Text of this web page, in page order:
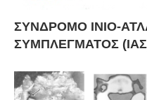
ΣΥΝΔΡΟΜΟ ΙΝΙΟ-
ΣΥΜΠΛΕΓΜΑΤΟΣ